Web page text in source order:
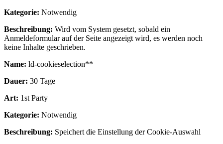
Kategorie: Notwendig
Beschreibung: Wird vom System gesetzt, sobald ein
Anmeldeformular auf der Seite angezeigt wird, es werden noch
keine Inhalte geschrieben.
Name: ld-cookieselection**
Dauer: 30 Tage
Art: 1st Party
Kategorie: Notwendig
Beschreibung: Speichert die Einstellung der Cookie-Auswahl